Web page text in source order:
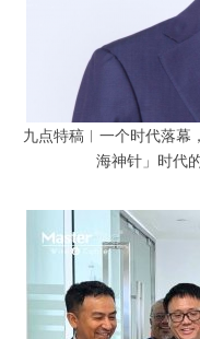
九点特稿︱一个时代落幕
海神针」时代